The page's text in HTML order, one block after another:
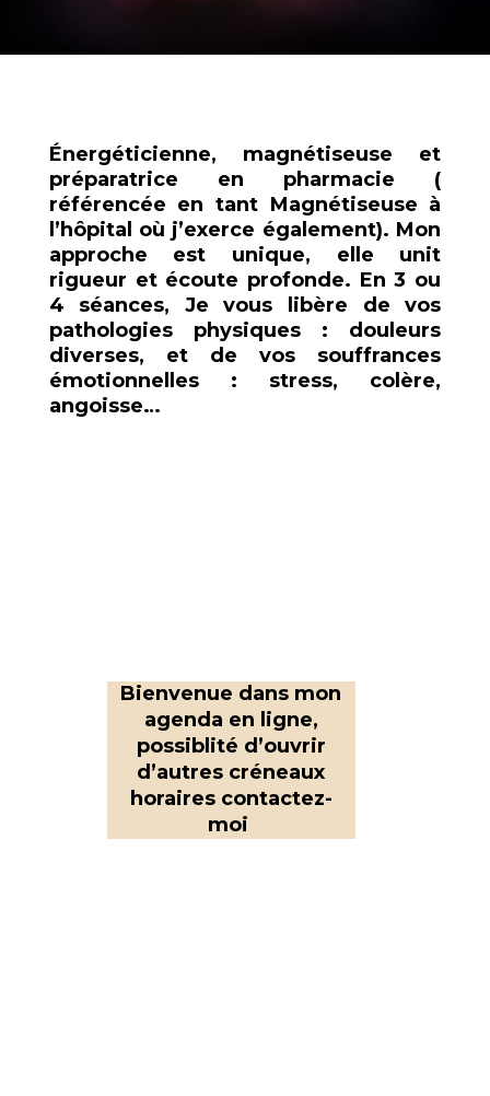
Énergéticienne, magnétiseuse et
préparatrice en pharmacie (
référencée en tant Magnétiseuse à
l’hôpital où j’exerce également). Mon
approche est unique, elle unit
rigueur et écoute profonde. En 3 ou
4 séances, Je vous libère de vos
pathologies physiques : douleurs
diverses, et de vos souffrances
émotionnelles : stress, colère,
angoisse…
Bienvenue dans mon
agenda en ligne,
possiblité d’ouvrir
d’autres créneaux
horaires contactez-
moi